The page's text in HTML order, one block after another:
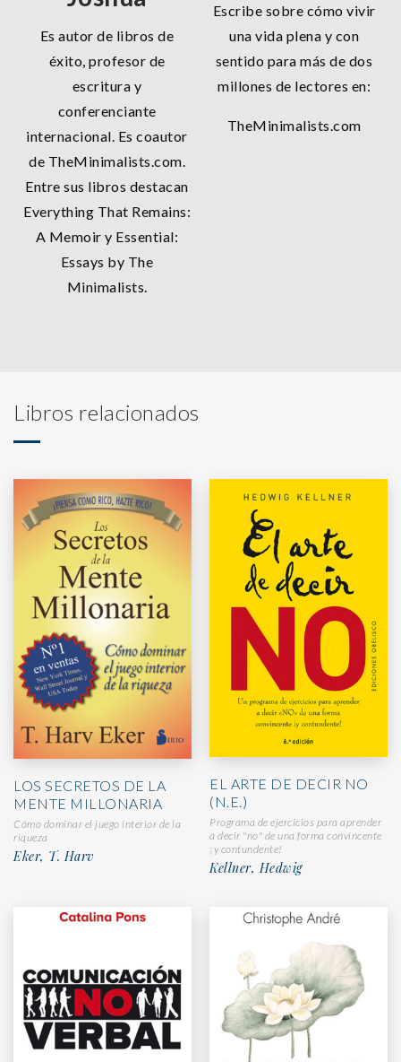
Es autor de libros de
éxito, profesor de
escritura y
conferenciante
internacional. Es coautor
de TheMinimalists.com.
Entre sus libros destacan
Everything That Remains:
A Memoir y Essential:
Essays by The
Minimalists.
Escribe sobre cómo vivir
una vida plena y con
sentido para más de dos
millones de lectores en:
TheMinimalists.com
Libros relacionados
LOS SECRETOS DE LA
MENTE MILLONARIA
Cómo dominar el juego interior de la
riqueza
Eker, T. Harv
EL ARTE DE DECIR NO
(N.E.)
Programa de ejercicios para aprender
a decir "no" de una forma convincente
¡y contundente!
Kellner, Hedwig